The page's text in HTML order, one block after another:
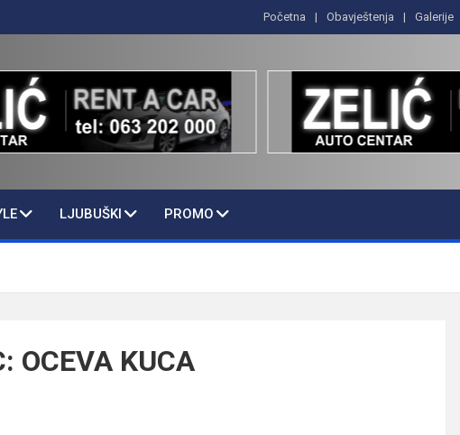
Početna Obavještenja Galerije
LJUBUŠKI PROMO
OCEVA KUCA